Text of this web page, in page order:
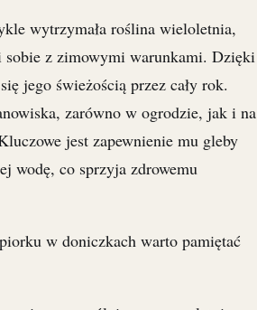
wytrzymała roślina wieloletnia,
sobie z zimowymi warunkami. Dzięki
jego świeżością przez cały rok.
zarówno w ogrodzie, jak i na
jest zapewnienie mu gleby
wodę, co sprzyja zdrowemu
w doniczkach warto pamiętać